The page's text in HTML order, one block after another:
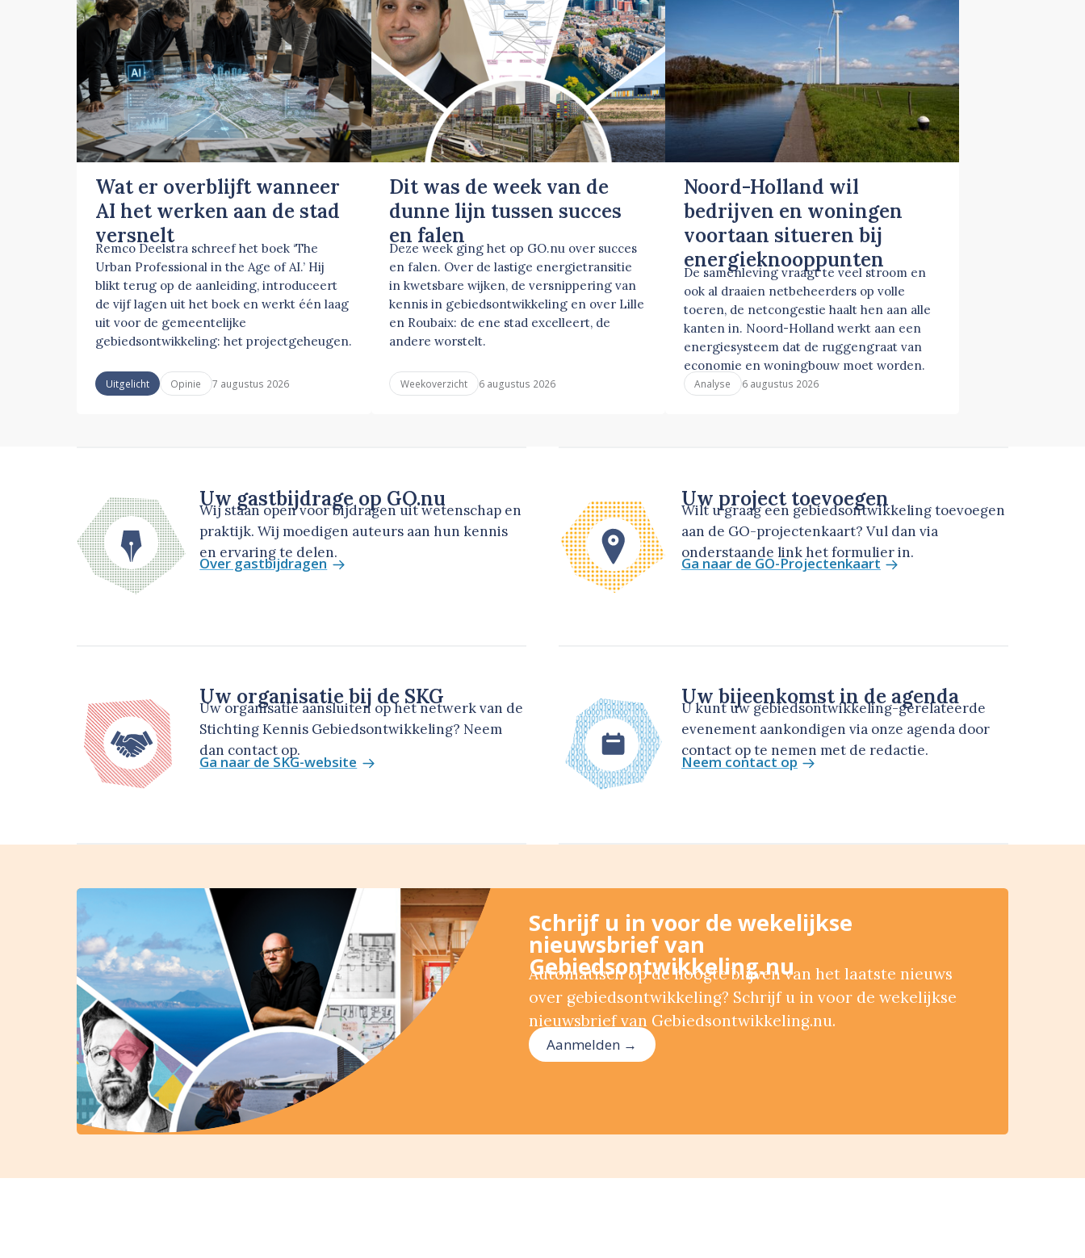
Wat er overblijft wanneer
AI het werken aan de stad
versnelt
Remco Deelstra schreef het boek ‘The
Urban Professional in the Age of AI.’ Hij
blikt terug op de aanleiding, introduceert
de vijf lagen uit het boek en werkt één laag
uit voor de gemeentelijke
gebiedsontwikkeling: het projectgeheugen.
Uitgelicht Opinie 7 augustus 2026
Dit was de week van de
dunne lijn tussen succes
en falen
Deze week ging het op GO.nu over succes
en falen. Over de lastige energietransitie
in kwetsbare wijken, de versnippering van
kennis in gebiedsontwikkeling en over Lille
en Roubaix: de ene stad excelleert, de
andere worstelt.
Weekoverzicht 6 augustus 2026
Noord-Holland wil
bedrijven en woningen
voortaan situeren bij
energieknooppunten
De samenleving vraagt te veel stroom en
ook al draaien netbeheerders op volle
toeren, de netcongestie haalt hen aan alle
kanten in. Noord-Holland werkt aan een
energiesysteem dat de ruggengraat van
economie en woningbouw moet worden.
Analyse 6 augustus 2026
Uw gastbijdrage op GO.nu
Wij staan open voor bijdragen uit wetenschap en
praktijk. Wij moedigen auteurs aan hun kennis
en ervaring te delen.
Over gastbijdragen
Uw project toevoegen
Wilt u graag een gebiedsontwikkeling toevoegen
aan de GO-projectenkaart? Vul dan via
onderstaande link het formulier in.
Ga naar de GO-Projectenkaart
Uw organisatie bij de SKG
Uw organisatie aansluiten op het netwerk van de
Stichting Kennis Gebiedsontwikkeling? Neem
dan contact op.
Ga naar de SKG-website
Uw bijeenkomst in de agenda
U kunt uw gebiedsontwikkeling-gerelateerde
evenement aankondigen via onze agenda door
contact op te nemen met de redactie.
Neem contact op
Schrijf u in voor de wekelijkse
nieuwsbrief van
Gebiedsontwikkeling.nu
Automatisch op de hoogte blijven van het laatste nieuws
over gebiedsontwikkeling? Schrijf u in voor de wekelijkse
nieuwsbrief van Gebiedsontwikkeling.nu.
Aanmelden →